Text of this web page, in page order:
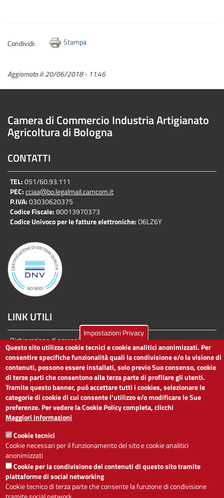
Condividi: Stampa
Aggiornato il:20/06/2018 - 11:46
Camera di Commercio Industria Artigianato
Agricoltura di Bologna
CONTATTI
TEL:051/60.93.111
PEC:cciaa@bo.legalmail.camcom.it
P.IVA:03030620375
Codice Fiscale:80013970373
Codice Univoco per le fatture elettroniche:O6LZ6Y
LINK UTILI
Dichiarazione di accessibilità
Obiettivi di accessibilità
Segnalaci problemi di accessibilità
Note legali
Privacy
Accesso riservato
ACCESSIBILITÀ
- A +
Alto contrasto Solo testo
Impostazioni Privacy
Questo sito utilizza cookie tecnici e cookie analitici anonimizzati. Per
consentire specifiche funzionalità quali la condivisione e/o la visione di
contenuti, possono essere installati, solo previo Suo consenso, cookie
di terze parti che consentono alla terza parte di profilare gli utenti.
Tramite questo banner, può accettare tutti i cookies, selezionare le
categorie di cookie di cui consente l’utilizzo e/o modificare le Sue
preferenze. Per vedere la Cookie Policy completa, clicchi
Maggiori Informazioni
Cookie tecnici
Cookie necessari per il funzionamento del sito e cookie analitici
anonimizzati
Cookie per la condivisione dei contenuti di questo sito tramite
piattaforme di social networking
Cookie tecnico di terza parte che consente la funzione di condivisione